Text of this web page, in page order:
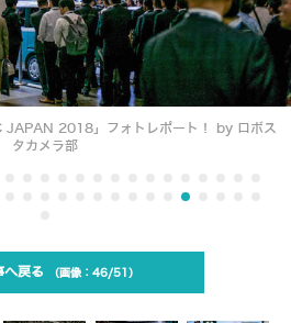
JAPAN 2018」フォトレポート！ by ロボス
タカメラ部
へ戻る 46/51